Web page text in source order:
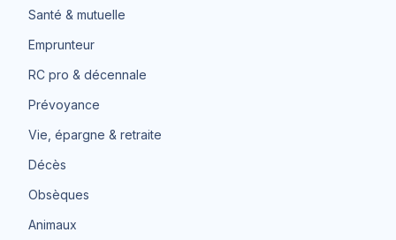
Santé & mutuelle
Emprunteur
RC pro & décennale
Prévoyance
Vie, épargne & retraite
Décès
Obsèques
Animaux